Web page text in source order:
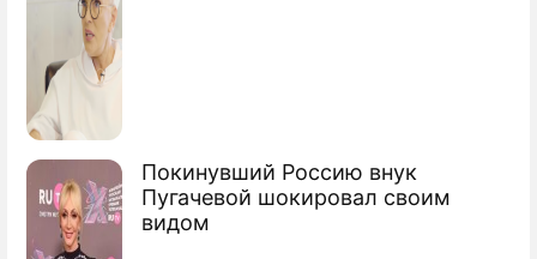
Покинувший Россию внук
Пугачевой шокировал своим
видом